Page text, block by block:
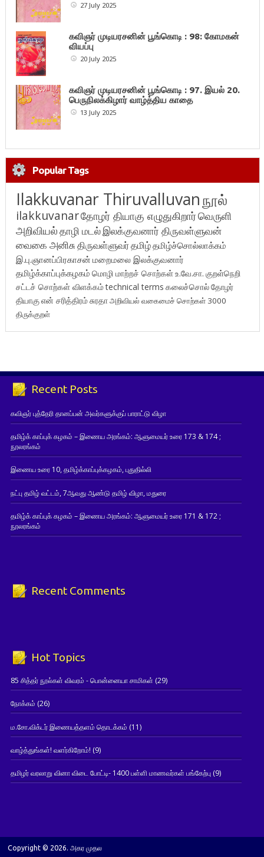
27 July 2025
கவிஞர் முடியரசனின் பூங்கொடி : 98: கோமகன்
வியப்பு
20 July 2025
கவிஞர் முடியரசனின் பூங்கொடி : 97. இயல் 20.
பெருநிலக்கிழார் வாழ்த்திய காதை
13 July 2025
Popular Tags
Ilakkuvanar Thiruvalluvanநூல்
ilakkuvanarதோழர் தியாகு எழுதுகிறார்வெருளி
அறிவியல்தாழி மடல்இலக்குவனார் திருவள்ளுவன்
வைகை அனிசுதிருவள்ளுவர்தமிழ்தமிழ்ச்சொல்லாக்கம்
இ.பு.ஞானப்பிரகாசன் மறைமலை இலக்குவனார்
தமிழ்க்காப்புக்கழகம் மொழி மாற்றச் சொற்கள்உ.வே.சா. குறள்நெறி
சட்டச் சொற்கள் விளக்கம்technical terms கலைச்சொல்தோழர்
தியாகுஎன் சரித்திரம்சுரதாஅறிவியல் வகைமைச் சொற்கள் 3000
திருக்குறள்
Recent Posts
கவிஞர் புத்தேரி தானப்பன் அவர்களுக்குப் பாராட்டு விழா
தமிழ்க் காப்புக் கழகம் – இணைய அரங்கம்: ஆளுமையர் உரை 173 & 174 ;
நூலரங்கம்
இணைய உரை 10, தமிழ்க்காப்புக்கழகம், புதுதில்லி
நட்பு தமிழ் வட்டம், 7ஆவது ஆண்டு தமிழ் விழா, மதுரை
தமிழ்க் காப்புக் கழகம் – இணைய அரங்கம்: ஆளுமையர் உரை 171 & 172 ;
நூலரங்கம்
Recent Comments
Hot Topics
85 சித்தர் நூல்கள் விவரம் - பொன்னையா சாமிகள் (29)
நோக்கம் (26)
ம.சோ.விக்டர் இணையத்தளம் தொடக்கம் (11)
வாழ்த்துங்கள்! வளர்கிறோம்! (9)
தமிழர் வரலாறு வினா விடை போட்டி- 1400 பள்ளி மாணவர்கள் பங்கேற்பு(9)
Copyright © 2026. அகர முதல